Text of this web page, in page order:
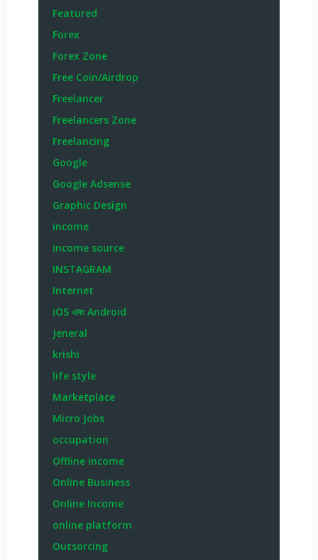
Featured
Forex
Forex Zone
Free Coin/Airdrop
Freelancer
Freelancers Zone
Freelancing
Google
Google Adsense
Graphic Design
income
income source
INSTAGRAM
Internet
iOS এবং Android
Jeneral
krishi
life style
Marketplace
Micro Jobs
occupation
Offline income
Online Business
Online Income
online platform
Outsorcing